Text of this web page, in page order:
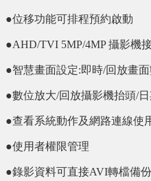
●位移功能可排程預約啟動
●AHD/TVI 5MP/4MP 攝影機
●智慧畫面設定:即時/回放畫
●數位放大/回放攝影機抬頭/
●查看系統動作及網路連線使
●使用者權限管理
●錄影資料可直接AVI轉檔備份